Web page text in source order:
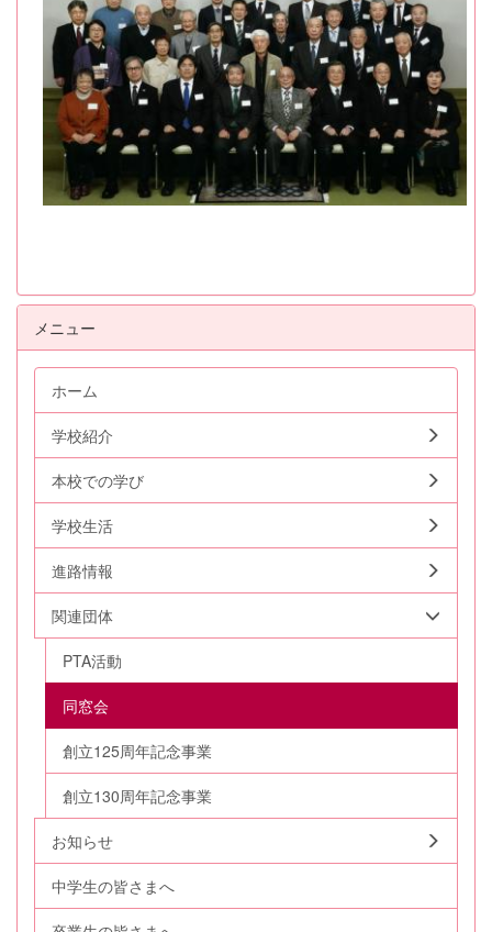
メニュー
ホーム
学校紹介
本校での学び
学校生活
進路情報
関連団体
PTA活動
同窓会
創立125周年記念事業
創立130周年記念事業
お知らせ
中学生の皆さまへ